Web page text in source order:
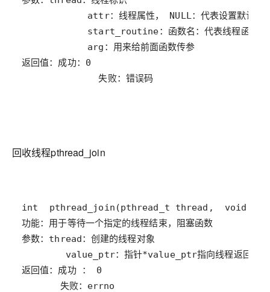
              失败：错误码
回收线程pthread_join
       失败：errno